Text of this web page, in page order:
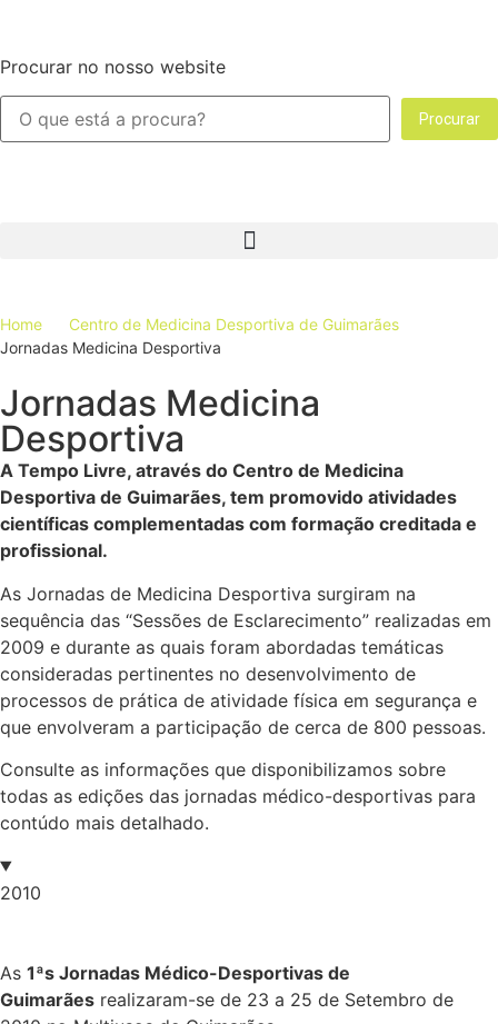
Procurar no nosso website
Procurar
Home
Centro de Medicina Desportiva de Guimarães
Jornadas Medicina Desportiva
Jornadas Medicina
Desportiva
A Tempo Livre, através do Centro de Medicina
Desportiva de Guimarães, tem promovido atividades
científicas complementadas com formação creditada e
profissional.
As Jornadas de Medicina Desportiva surgiram na
sequência das “Sessões de Esclarecimento” realizadas em
2009 e durante as quais foram abordadas temáticas
consideradas pertinentes no desenvolvimento de
processos de prática de atividade física em segurança e
que envolveram a participação de cerca de 800 pessoas.
Consulte as informações que disponibilizamos sobre
todas as edições das jornadas médico-desportivas para
contúdo mais detalhado.
2010
As 1ªs Jornadas Médico-Desportivas de
Guimarães realizaram-se de 23 a 25 de Setembro de